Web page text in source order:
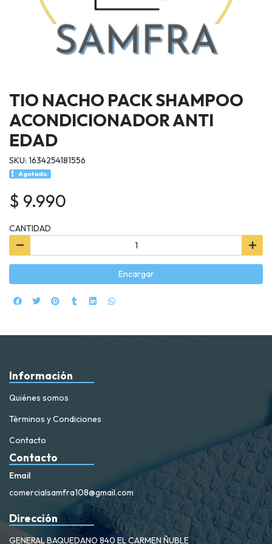
TIO NACHO PACK SHAMPOO
ACONDICIONADOR ANTI
EDAD
SKU: 1634254181556
Agotado.
$ 9.990
CANTIDAD
Encargar
Información
Quiénes somos
Términos y Condiciones
Contacto
Contacto
Email
comercialsamfra108@gmail.com
Dirección
GENERAL BAQUEDANO 840 EL CARMEN ÑUBLE